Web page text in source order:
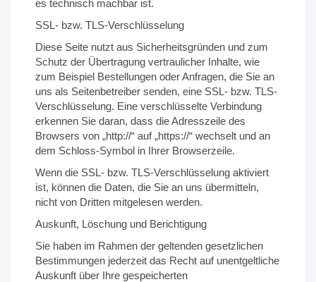
es technisch machbar ist.
SSL- bzw. TLS-Verschlüsselung
Diese Seite nutzt aus Sicherheitsgründen und zum
Schutz der Übertragung vertraulicher Inhalte, wie
zum Beispiel Bestellungen oder Anfragen, die Sie an
uns als Seitenbetreiber senden, eine SSL- bzw. TLS-
Verschlüsselung. Eine verschlüsselte Verbindung
erkennen Sie daran, dass die Adresszeile des
Browsers von „http://“ auf „https://“ wechselt und an
dem Schloss-Symbol in Ihrer Browserzeile.
Wenn die SSL- bzw. TLS-Verschlüsselung aktiviert
ist, können die Daten, die Sie an uns übermitteln,
nicht von Dritten mitgelesen werden.
Auskunft, Löschung und Berichtigung
Sie haben im Rahmen der geltenden gesetzlichen
Bestimmungen jederzeit das Recht auf unentgeltliche
Auskunft über Ihre gespeicherten